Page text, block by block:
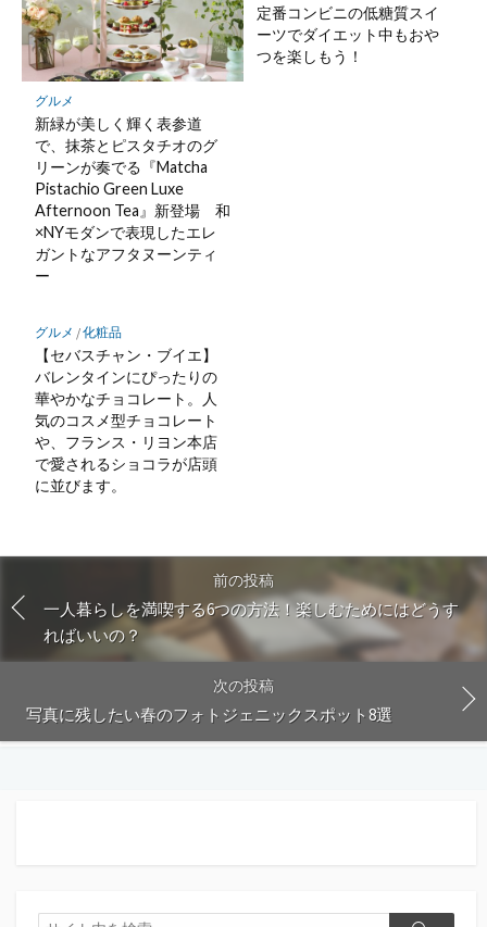
グルメ
新緑が美しく輝く表参道
で、抹茶とピスタチオのグ
リーンが奏でる『Matcha
Pistachio Green Luxe
Afternoon Tea』新登場 和
×NYモダンで表現したエレ
ガントなアフタヌーンティ
ー
定番コンビニの低糖質スイ
ーツでダイエット中もおや
つを楽しもう！
グルメ /化粧品
【セバスチャン・ブイエ】
バレンタインにぴったりの
華やかなチョコレート。人
気のコスメ型チョコレート
や、フランス・リヨン本店
で愛されるショコラが店頭
に並びます。
前の投稿
一人暮らしを満喫する6つの方法！楽しむためにはどうす
ればいいの？
次の投稿
写真に残したい春のフォトジェニックスポット8選
検